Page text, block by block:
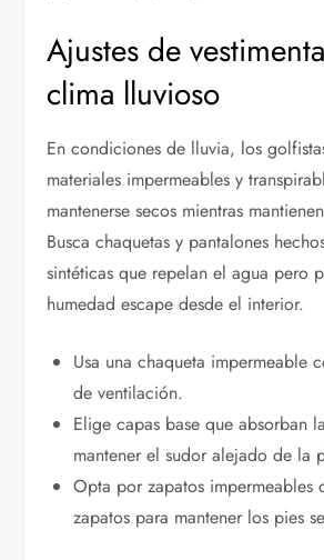
Ajustes de
clima lluvioso
En condiciones de lluvia, los
materiales impermeables y
mantenerse secos mientras
Busca chaquetas y pantalones
sintéticas que repelan el agua pero
humedad escape desde el interior.
Usa una chaqueta impermeable
de ventilación.
Elige capas base que absorban
mantener el sudor alejado de la
Opta por zapatos impermeables
zapatos para mantener los pies